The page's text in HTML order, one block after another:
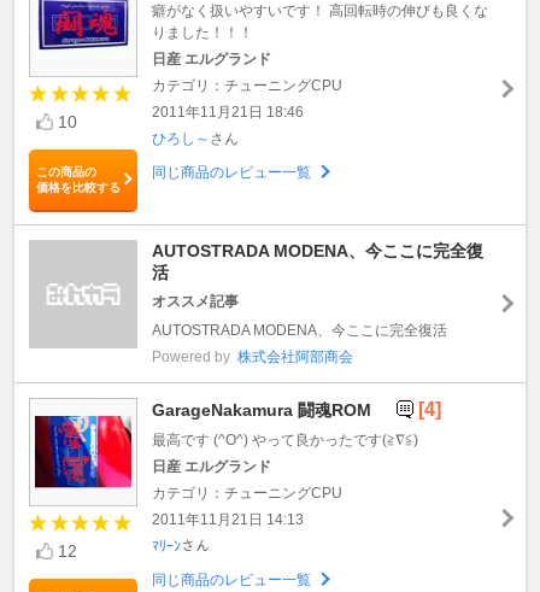
10
この商品の
価格を比較する
癖がなく扱いやすいです！ 高回転時の伸びも良くな
りました！！！
日産 エルグランド
カテゴリ：チューニングCPU
2011年11月21日 18:46
ひろし～ さん
同じ商品のレビュー一覧
AUTOSTRADA MODENA、今ここに完全復
活
オススメ記事
AUTOSTRADA MODENA、今ここに完全復活
Powered by 株式会社阿部商会
12
GarageNakamura 闘魂ROM [4]
最高です (^O^) やって良かったです(≧∇≦)
日産 エルグランド
カテゴリ：チューニングCPU
2011年11月21日 14:13
ﾏﾘｰﾝさん
同じ商品のレビュー一覧